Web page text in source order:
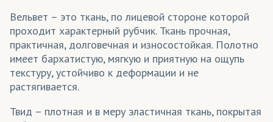
Вельвет – это ткань, по лицевой стороне которой
проходит характерный рубчик. Ткань прочная,
практичная, долговечная и износостойкая. Полотно
имеет бархатистую, мягкую и приятную на ощупь
текстуру, устойчиво к деформации и не
растягивается.
Твид – плотная и в меру эластичная ткань, покрытая